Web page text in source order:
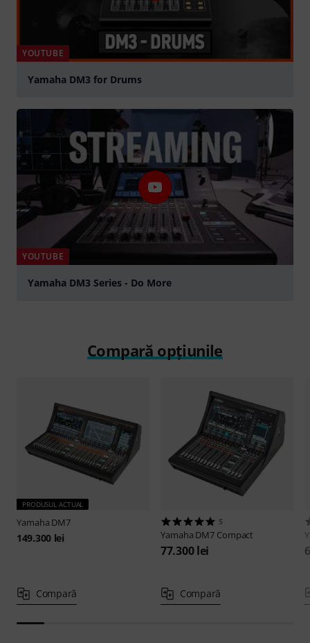
YOUTUBE
Yamaha DM3 for Drums
YOUTUBE
Yamaha DM3 Series - Do More
Compară opțiunile
PRODUSUL ACTUAL
Yamaha DM7
149.300 lei
Compară
5
Yamaha DM7 Compact
77.300 lei
Compară